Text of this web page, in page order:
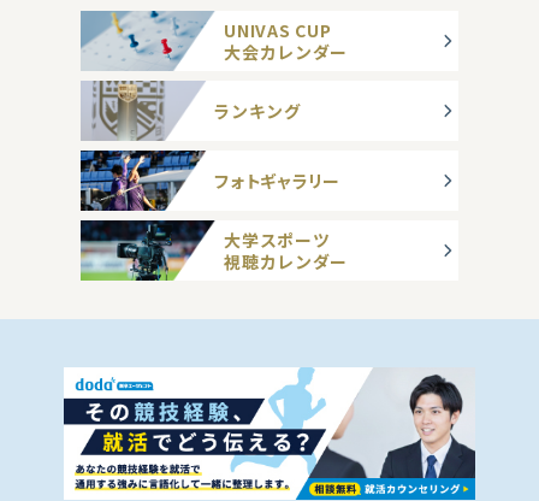
UNIVAS CUP
大会カレンダー
ランキング
フォトギャラリー
大学スポーツ
視聴カレンダー